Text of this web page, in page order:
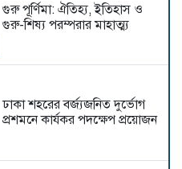
গুরু পূর্ণিমা: ঐতিহ্য, ইতিহাস ও
গুরু-শিষ্য পরম্পরার মাহাত্ম্য
ঢাকা শহরের বর্জ্যজনিত দুর্ভোগ
প্রশমনে কার্যকর পদক্ষেপ প্রয়োজন